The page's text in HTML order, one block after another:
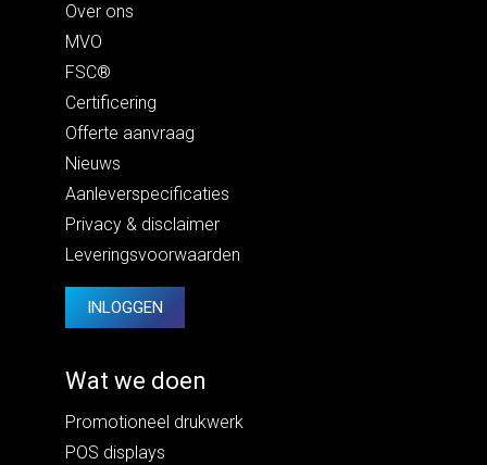
Over ons
MVO
FSC®
Certificering
Offerte aanvraag
Nieuws
Aanleverspecificaties
Privacy & disclaimer
Leveringsvoorwaarden
INLOGGEN
Wat we doen
Promotioneel drukwerk
POS displays